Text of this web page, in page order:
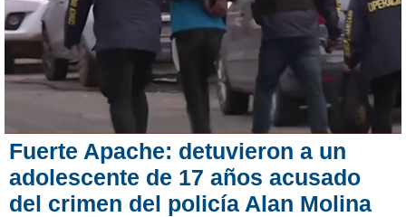
Fuerte Apache: detuvieron a un
adolescente de 17 años acusado
del crimen del policía Alan Molina